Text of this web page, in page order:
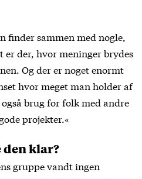
finder sammen med nogle,
er der, hvor meninger brydes
Og der er noget enormt
hvor meget man holder af
brug for folk med andre
projekter.«
den klar?
gruppe vandt ingen